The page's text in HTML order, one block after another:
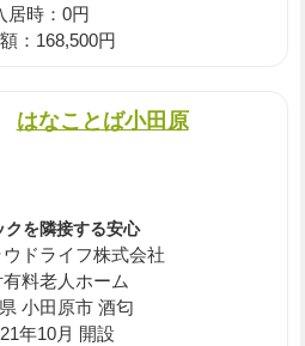
居時：0円
：168,500円
はなことば小田原
クを隣接する安心
ドライフ株式会社
料老人ホーム
小田原市 酒匂
年10月 開設